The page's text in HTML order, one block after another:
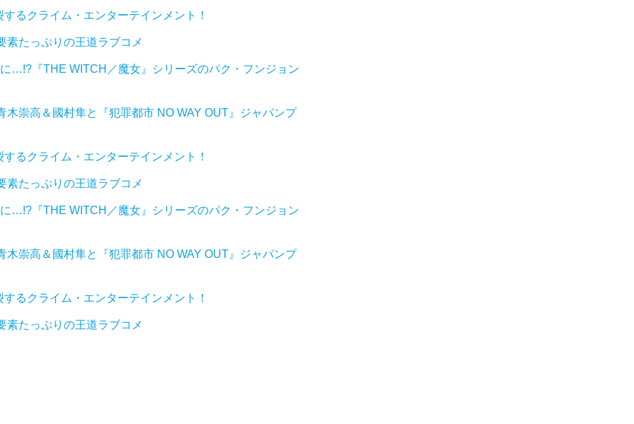
するクライム・エンターテインメント！
素たっぷりの王道ラブコメ
…!?『THE WITCH／魔女』シリーズのパク・フンジョン
崇高＆國村隼と『犯罪都市 NO WAY OUT』ジャパンプ
するクライム・エンターテインメント！
素たっぷりの王道ラブコメ
…!?『THE WITCH／魔女』シリーズのパク・フンジョン
崇高＆國村隼と『犯罪都市 NO WAY OUT』ジャパンプ
するクライム・エンターテインメント！
素たっぷりの王道ラブコメ